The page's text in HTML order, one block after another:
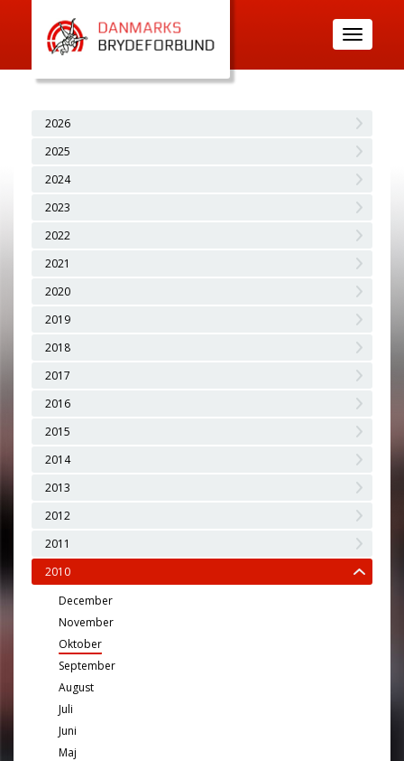
Toggle
navigation
2026
2025
2024
2023
2022
2021
2020
2019
2018
2017
2016
2015
2014
2013
2012
2011
2010
December
November
Oktober
September
August
Juli
Juni
Maj